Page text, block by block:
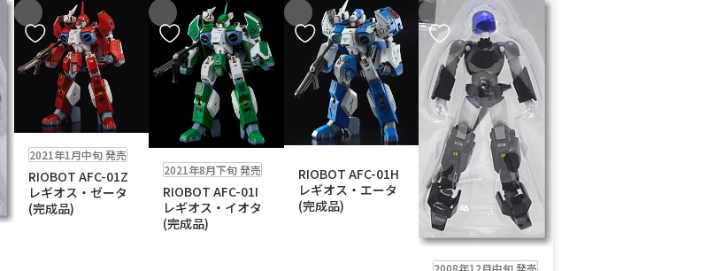
お気に入りに追加
2021年1月中旬 発売
RIOBOT AFC-01Z
レギオス・ゼータ
(完成品)
お気に入りに追加
2021年8月下旬 発売
RIOBOT AFC-01I
レギオス・イオタ
(完成品)
お気に入りに追加
RIOBOT AFC-01H
レギオス・エータ
(完成品)
お気に入りに追加